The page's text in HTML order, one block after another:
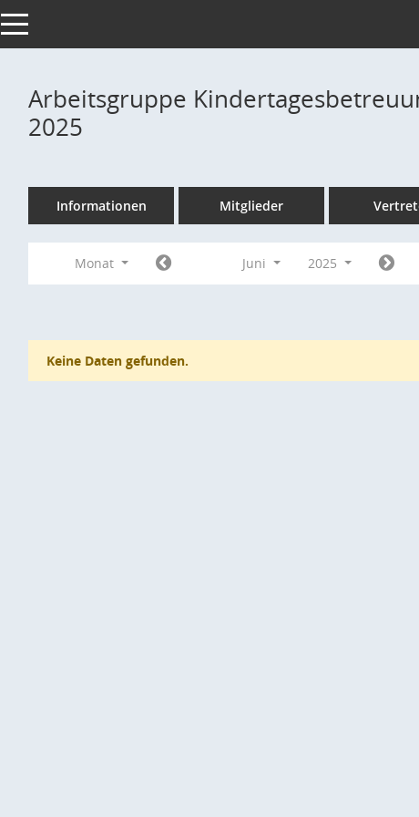
Toggle navigation
Arbeitsgruppe
2025
Informationen Mitglieder
Monat Juni 2025
Keine Daten gefunden.